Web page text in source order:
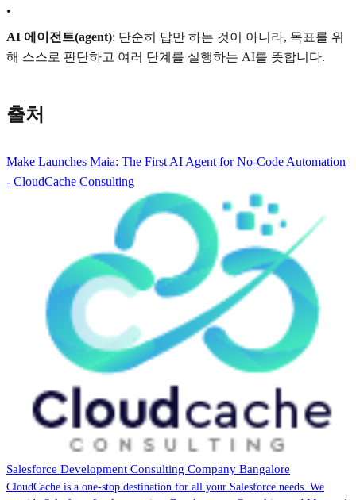
•
AI 에이전트(agent): 단순히 답만 하는 것이 아니라, 목표를 위
해 스스로 판단하고 여러 단계를 실행하는 AI를 뜻합니다.
출처
Make Launches Maia: The First AI Agent for No-Code Automation
- CloudCache Consulting
Salesforce Development Consulting Company Bangalore
CloudCache is a one-stop destination for all your Salesforce needs. We